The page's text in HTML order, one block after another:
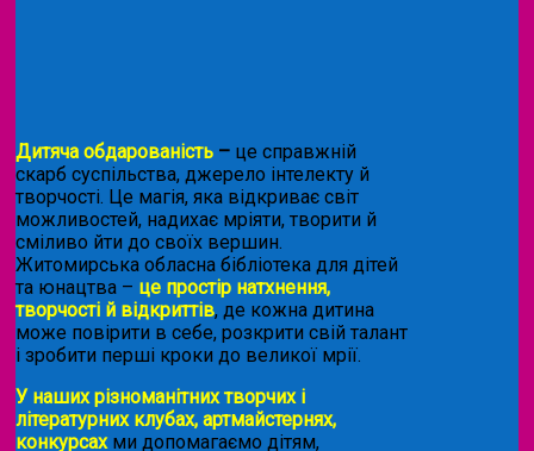
Дитяча обдарованість – це справжній
скарб суспільства, джерело інтелекту й
творчості. Це магія, яка відкриває світ
можливостей, надихає мріяти, творити й
сміливо йти до своїх вершин.
Житомирська обласна бібліотека для дітей
та юнацтва – це простір натхнення,
творчості й відкриттів, де кожна дитина
може повірити в себе, розкрити свій талант
і зробити перші кроки до великої мрії.
У наших різноманітних творчих і
літературних клубах, артмайстернях,
конкурсахми допомагаємо дітям,